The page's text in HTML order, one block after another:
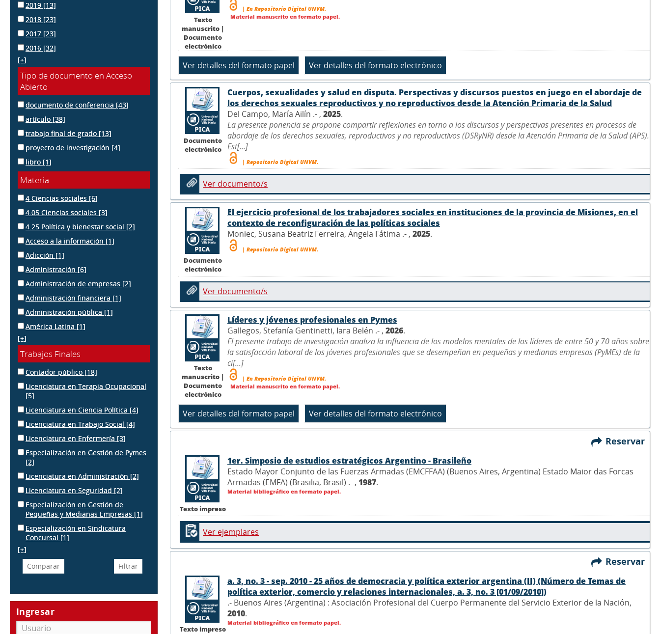
2019 [13]
2018 [23]
2017 [23]
2016 [32]
[+]
Tipo de documento en Acceso
Abierto
documento de conferencia [43]
artículo [38]
trabajo final de grado [13]
proyecto de investigación [4]
libro [1]
Materia
4 Ciencias sociales [6]
4.05 Ciencias sociales [3]
4.25 Política y bienestar social [2]
Acceso a la información [1]
Adicción [1]
Administración [6]
Administración de empresas [2]
Administración financiera [1]
Administración pública [1]
América Latina [1]
[+]
Trabajos Finales
Contador público [18]
Licenciatura en Terapia Ocupacional
[5]
Licenciatura en Ciencia Política [4]
Licenciatura en Trabajo Social [4]
Licenciatura en Enfermería [3]
Especialización en Gestión de Pymes
[2]
Licenciatura en Administración [2]
Licenciatura en Seguridad [2]
Especialización en Gestión de
Pequeñas y Medianas Empresas [1]
Especialización en Sindicatura
Concursal [1]
[+]
Ingresar
Texto
manuscrito |
Documento
electrónico
| En Repositorio Digital UNVM.
Material manuscrito en formato papel.
Documento
electrónico
Cuerpos, sexualidades y salud en disputa. Perspectivas y discursos puestos en juego en el abordaje de
los derechos sexuales reproductivos y no reproductivos desde la Atención Primaria de la Salud
Del Campo, María Ailín .- , 2025.
La presente ponencia se propone compartir reflexiones en torno a los discursos y perspectivas presentes en procesos de
abordaje de los derechos sexuales, reproductivos y no reproductivos (DSRyNR) desde la Atención Primaria de la Salud (APS).
Est[...]
| Repositorio Digital UNVM.
Ver documento/s
Documento
electrónico
El ejercicio profesional de los trabajadores sociales en instituciones de la provincia de Misiones, en el
contexto de reconfiguración de las políticas sociales
Moniec, Susana Beatriz Ferreira, Ángela Fátima .- , 2025.
| Repositorio Digital UNVM.
Ver documento/s
Texto
manuscrito |
Documento
electrónico
Líderes y jóvenes profesionales en Pymes
Gallegos, Stefanía Gentinetti, Iara Belén .- , 2026.
El presente trabajo de investigación analiza la influencia de los modelos mentales de los líderes de entre 50 y 70 años sobre
la satisfacción laboral de los jóvenes profesionales que se desempeñan en pequeñas y medianas empresas (PyMEs) de la
ci[...]
| En Repositorio Digital UNVM.
Material manuscrito en formato papel.
Reservar
Texto impreso
1er. Simposio de estudios estratégicos Argentino - Brasileño
Estado Mayor Conjunto de las Fuerzas Armadas (EMCFFAA) (Buenos Aires, Argentina) Estado Maior das Forcas
Armadas (EMFA) (Brasilia, Brasil) .- , 1987.
Material bibliográfico en formato papel.
Ver ejemplares
Reservar
Texto impreso
a. 3, no. 3 - sep. 2010 - 25 años de democracia y política exterior argentina (II) (Número de Temas de
política exterior, comercio y relaciones internacionales, a. 3, no. 3 [01/09/2010])
.- Buenos Aires (Argentina) : Asociación Profesional del Cuerpo Permanente del Servicio Exterior de la Nación,
2010.
Material bibliográfico en formato papel.